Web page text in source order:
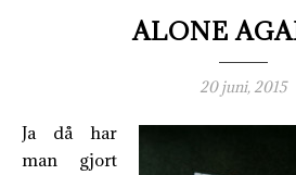
ALONE
20 juni, 2015
Ja då har
man gjort